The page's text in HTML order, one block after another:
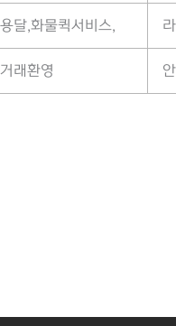
달,화물퀵서비스,
래환영